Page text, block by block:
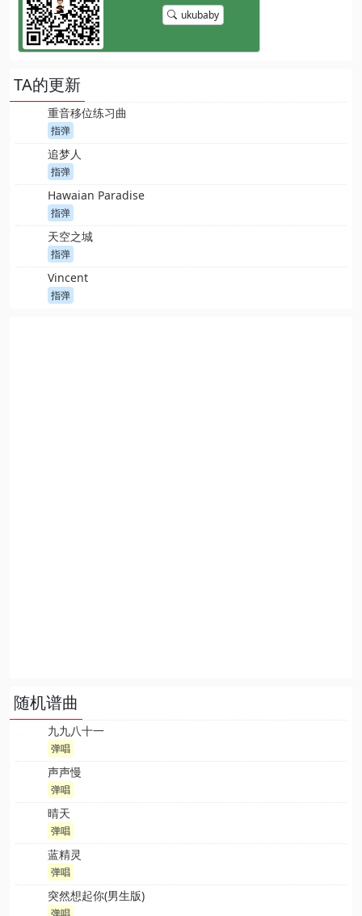
ukubaby
TA的更新
重音移位练习曲
指弹
追梦人
指弹
Hawaian Paradise
指弹
天空之城
指弹
Vincent
指弹
随机谱曲
九九八十一
弹唱
声声慢
弹唱
晴天
弹唱
蓝精灵
弹唱
突然想起你(男生版)